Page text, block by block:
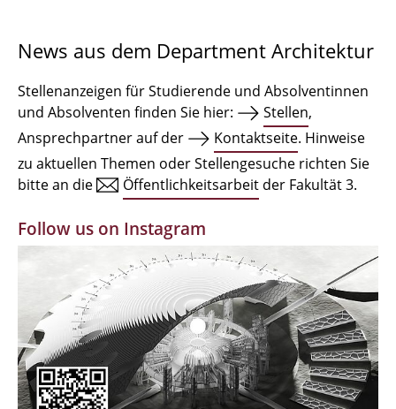
Institute
Einrichtungen
Zeichensäle
MBW | Modellbauwerkstatt
Alumni | cloud club
Dokumente und Downloads
News aus dem Department Architektur
Stellenanzeigen für Studierende und Absolventinnen
und Absolventen finden Sie hier:
Stellen,
Ansprechpartner auf der
Kontaktseite. Hinweise
zu aktuellen Themen oder Stellengesuche richten Sie
bitte an die
Öffentlichkeitsarbeit der Fakultät 3.
Follow us on Instagram